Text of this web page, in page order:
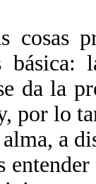
cosas
básica:
da la
por lo
a